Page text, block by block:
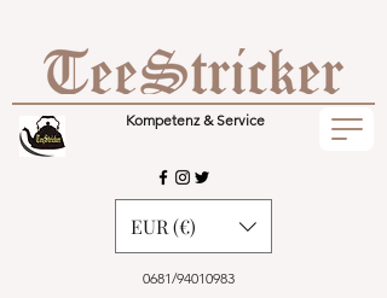
Kompetenz & Service
0681/94010983
EUR (€)